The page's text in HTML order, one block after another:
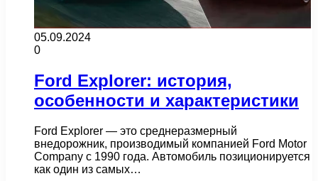
05.09.2024
0
Ford Explorer: история,
особенности и характеристики
Ford Explorer — это среднеразмерный
внедорожник, производимый компанией Ford Motor
Company с 1990 года. Автомобиль позиционируется
как один из самых…